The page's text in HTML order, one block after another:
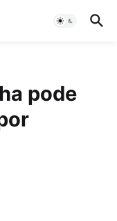
pode